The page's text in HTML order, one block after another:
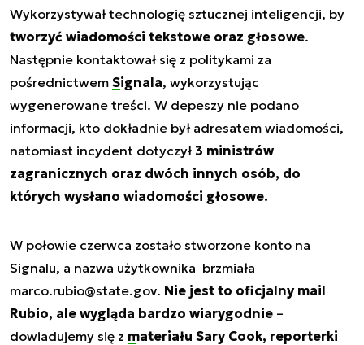
Wykorzystywał technologię sztucznej inteligencji, by
tworzyć wiadomości tekstowe oraz głosowe.
Następnie kontaktował się z politykami za
pośrednictwem Signala, wykorzystując
wygenerowane treści. W depeszy nie podano
informacji, kto dokładnie był adresatem wiadomości,
natomiast incydent dotyczył 3 ministrów
zagranicznych oraz dwóch innych osób, do
których wysłano wiadomości głosowe.
W połowie czerwca zostało stworzone konto na
Signalu, a nazwa użytkownika brzmiała
marco.rubio@state.gov. Nie jest to oficjalny mail
Rubio, ale wygląda bardzo wiarygodnie –
dowiadujemy się z materiału Sary Cook, reporterki